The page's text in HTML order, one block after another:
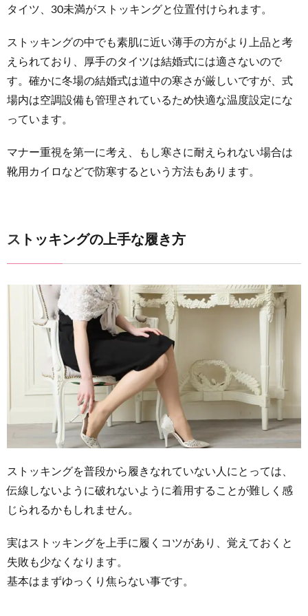
タイツ、30未満がストッキングと位置付けられます。
ストッキングの中でも素肌に近い薄手の方がより上品と考
えられており、厚手のタイツは結婚式には適さないので
す。確かに冬場の結婚式は道中の寒さが厳しいですが、式
場内は空調設備も管理されているため快適な温度設定にな
っています。
マナー重視を第一に考え、もし寒さに耐えられない場合は
靴用カイロなどで防寒するという方法もあります。
ストッキングの上手な履き方
ストッキングを普段から履きなれていない人にとっては、
伝線しないように破れないように着用することが難しく感
じられるかもしれません。
実はストッキングを上手に履くコツがあり、覚えておくと
失敗も少なくなります。
基本はまずゆっくり焦らない事です。